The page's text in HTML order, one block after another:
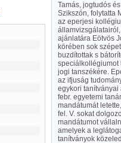
Tamás, jogtudós
Szikszón, folytatta
az eperjesi
ajánlatára Eötvös
körében sok
buzdítottak s
speciálkollégiumot
jogi tanszékére.
az ifjuság
egykori tanítványai
febr. egyetemi
mandátumát
fel. V. sokat
mandátumot
amelyek a
tanítványok